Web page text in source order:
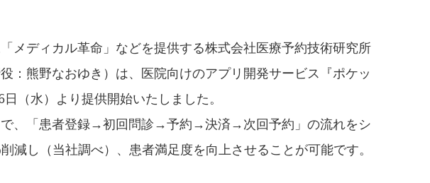
メディカル革命」などを提供する株式会社医療予約技術研究所
：熊野なおゆき）は、医院向けのアプリ開発サービス『ポケッ
（水）より提供開始いたしました。
で、「患者登録→初回問診→予約→決済→次回予約」の流れをシ
減し（当社調べ）、患者満足度を向上させることが可能です。